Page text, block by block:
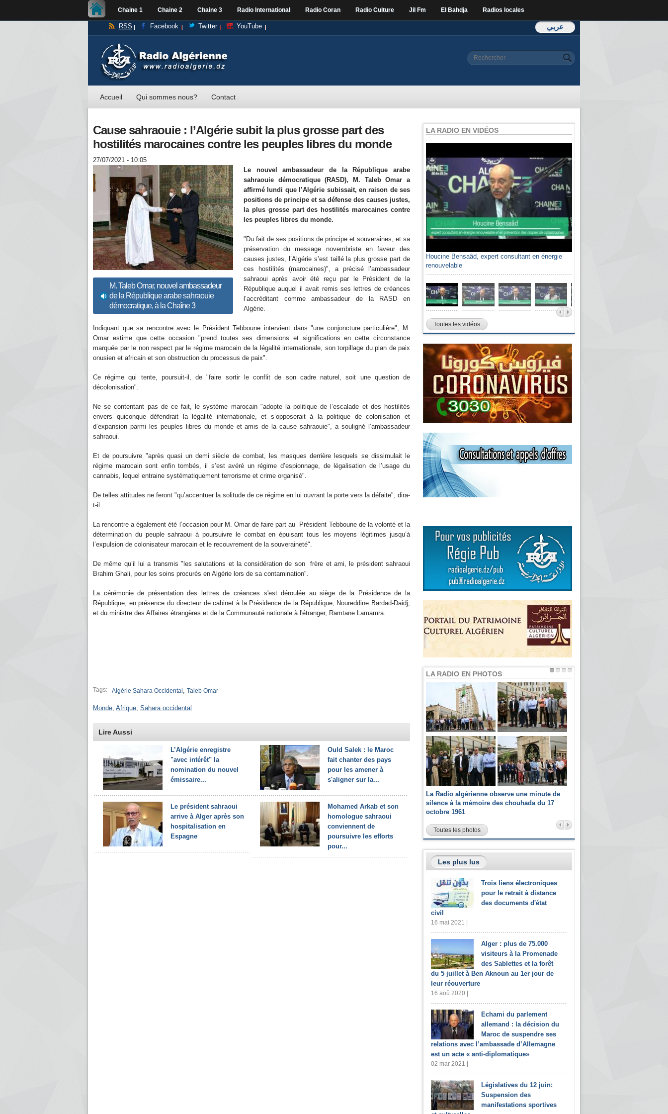
Chaine 1 Chaine 2 Chaine 3 Radio International Radio Coran Radio Culture Jil Fm El Bahdja Radios locales
عربي RSS Facebook Twitter YouTube
Formulaire de
Rechercher
Accueil Qui sommes nous? Contact
Cause sahraouie : l’Algérie subit la plus grosse part des
hostilités marocaines contre les peuples libres du monde
27/07/2021 - 10:05
M. Taleb Omar, nouvel ambassadeur
de la République arabe sahraouie
démocratique, à la Chaîne 3
Le nouvel ambassadeur de la République arabe
sahraouie démocratique (RASD), M. Taleb Omar a
affirmé lundi que l’Algérie subissait, en raison de ses
positions de principe et sa défense des causes justes,
la plus grosse part des hostilités marocaines contre
les peuples libres du monde.
"Du fait de ses positions de principe et souveraines, et sa
préservation du message novembriste en faveur des
causes justes, l’Algérie s’est taillé la plus grosse part de
ces hostilités (marocaines)", a précisé l’ambassadeur
sahraoui après avoir été reçu par le Président de la
République auquel il avait remis ses lettres de créances
l’accréditant comme ambassadeur de la RASD en
Algérie.
Indiquant que sa rencontre avec le Président Tebboune intervient dans "une conjoncture particulière", M.
Omar estime que cette occasion "prend toutes ses dimensions et significations en cette circonstance
marquée par le non respect par le régime marocain de la légalité internationale, son torpillage du plan de paix
onusien et africain et son obstruction du processus de paix".
Ce régime qui tente, poursuit-il, de "faire sortir le conflit de son cadre naturel, soit une question de
décolonisation".
Ne se contentant pas de ce fait, le système marocain "adopte la politique de l’escalade et des hostilités
envers quiconque défendrait la légalité internationale, et s’opposerait à la politique de colonisation et
d’expansion parmi les peuples libres du monde et amis de la cause sahraouie", a souligné l’ambassadeur
sahraoui.
Et de poursuivre "après quasi un demi siècle de combat, les masques derrière lesquels se dissimulait le
régime marocain sont enfin tombés, il s’est avéré un régime d’espionnage, de légalisation de l’usage du
cannabis, lequel entraine systématiquement terrorisme et crime organisé".
De telles attitudes ne feront "qu’accentuer la solitude de ce régime en lui ouvrant la porte vers la défaite", dira-
t-il.
La rencontre a également été l’occasion pour M. Omar de faire part au Président Tebboune de la volonté et la
détermination du peuple sahraoui à poursuivre le combat en épuisant tous les moyens légitimes jusqu’à
l’expulsion de colonisateur marocain et le recouvrement de la souveraineté".
De même qu’il lui a transmis "les salutations et la considération de son frère et ami, le président sahraoui
Brahim Ghali, pour les soins procurés en Algérie lors de sa contamination".
La cérémonie de présentation des lettres de créances s'est déroulée au siège de la Présidence de la
République, en présence du directeur de cabinet à la Présidence de la République, Noureddine Bardad-Daidj,
et du ministre des Affaires étrangères et de la Communauté nationale à l'étranger, Ramtane Lamamra.
Tags: Algérie Sahara Occidental , Taleb Omar
Monde, Afrique, Sahara occidental
Lire Aussi
L’Algérie enregistre
"avec intérêt" la
nomination du nouvel
émissaire...
Ould Salek : le Maroc
fait chanter des pays
pour les amener à
s'aligner sur la...
Le président sahraoui
arrive à Alger après son
hospitalisation en
Espagne
Mohamed Arkab et son
homologue sahraoui
conviennent de
poursuivre les efforts
pour...
LA RADIO EN VIDÉOS
Houcine Bensaâd, expert consultant en énergie
renouvelable
Toutes les vidéos
LA RADIO EN PHOTOS
La Radio algérienne observe une minute de
silence à la mémoire des chouhada du 17
octobre 1961
Toutes les photos
Les plus lus
Trois liens électroniques
pour le retrait à distance
des documents d'état
civil
16 mai 2021 |
Alger : plus de 75.000
visiteurs à la Promenade
des Sablettes et la forêt
du 5 juillet à Ben Aknoun au 1er jour de
leur réouverture
16 aoû 2020 |
Echami du parlement
allemand : la décision du
Maroc de suspendre ses
relations avec l’ambassade d’Allemagne
est un acte « anti-diplomatique»
02 mar 2021 |
Législatives du 12 juin:
Suspension des
manifestations sportives